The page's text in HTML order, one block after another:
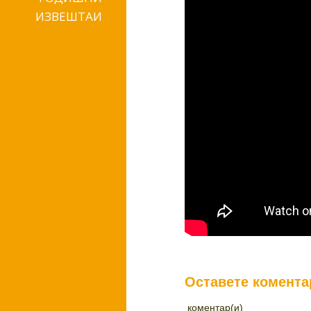
ИЗВЕШТАИ
Оставете
коментар(и)